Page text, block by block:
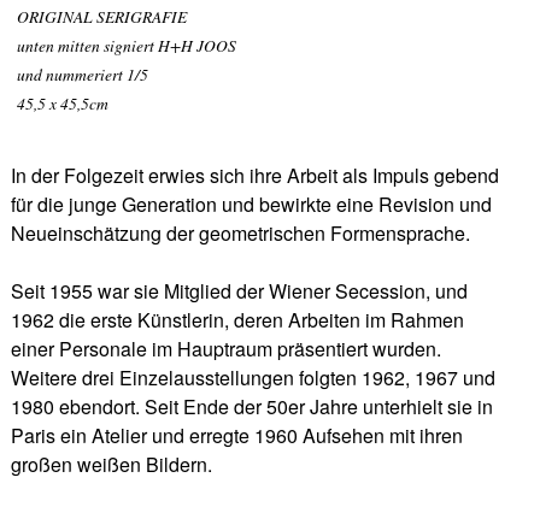
ORIGINAL SERIGRAFIE
unten mitten signiert H+H JOOS
und nummeriert 1/5
45,5 x 45,5cm
In der Folgezeit erwies sich ihre Arbeit als Impuls gebend
für die junge Generation und bewirkte eine Revision und
Neueinschätzung der geometrischen Formensprache.
Seit 1955 war sie Mitglied der Wiener Secession, und
1962 die erste Künstlerin, deren Arbeiten im Rahmen
einer Personale im Hauptraum präsentiert wurden.
Weitere drei Einzelausstellungen folgten 1962, 1967 und
1980 ebendort. Seit Ende der 50er Jahre unterhielt sie in
Paris ein Atelier und erregte 1960 Aufsehen mit ihren
großen weißen Bildern.